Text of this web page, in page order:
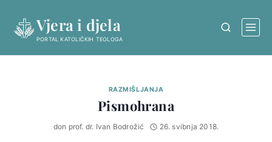
content
Vjera i djela
PORTAL KATOLIČKIH TEOLOGA
RAZMIŠLJANJA
Pismohrana
don prof. dr. Ivan Bodrožić 26. svibnja 2018.